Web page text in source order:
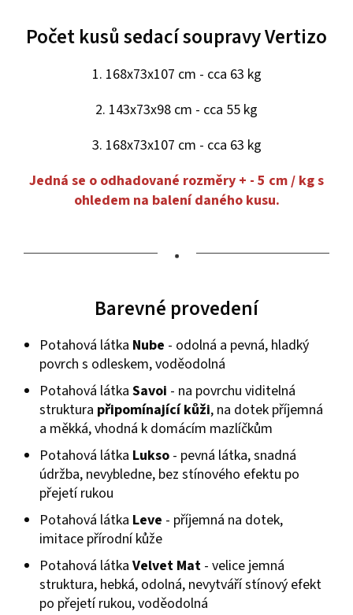
Počet kusů sedací soupravy Vertizo
1. 168x73x107 cm - cca 63 kg
2. 143x73x98 cm - cca 55 kg
3. 168x73x107 cm - cca 63 kg
Jedná se o odhadované rozměry + - 5 cm / kg s
ohledem na balení daného kusu.
•
Barevné provedení
Potahová látka Nube - odolná a pevná, hladký
povrch s odleskem, voděodolná
Potahová látka Savoi - na povrchu viditelná
struktura připomínající kůži, na dotek příjemná
a měkká, vhodná k domácím mazlíčkům
Potahová látka Lukso - pevná látka, snadná
údržba, nevybledne, bez stínového efektu po
přejetí rukou
Potahová látka Leve - příjemná na dotek,
imitace přírodní kůže
Potahová látka Velvet Mat - velice jemná
struktura, hebká, odolná, nevytváří stínový efekt
po přejetí rukou, voděodolná